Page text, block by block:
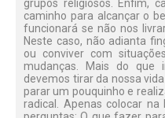
grupos religiosos. Enfim,
caminho para alcançar o
funcionará se não nos
Neste caso, não adianta
ou conviver com
mudanças. Mais do
devemos tirar da nossa
parar um pouquinho e
radical. Apenas colocar